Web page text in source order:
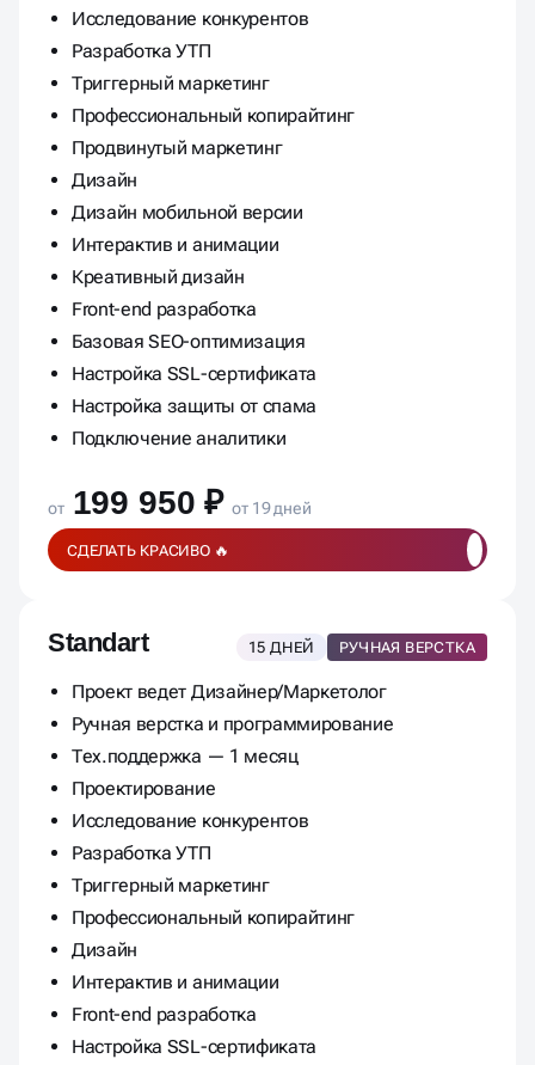
Исследование конкурентов
Разработка УТП
Триггерный маркетинг
Профессиональный копирайтинг
Продвинутый маркетинг
Дизайн
Дизайн мобильной версии
Интерактив и анимации
Креативный дизайн
Front-end разработка
Базовая SEO-оптимизация
Настройка SSL-сертификата
Настройка защиты от спама
Подключение аналитики
от 199 950 ₽ от 19 дней
СДЕЛАТЬ КРАСИВО 🔥
Standart 15 ДНЕЙ РУЧНАЯ ВЕРСТКА
Проект ведет Дизайнер/Маркетолог
Ручная верстка и программирование
Тех.поддержка — 1 месяц
Проектирование
Исследование конкурентов
Разработка УТП
Триггерный маркетинг
Профессиональный копирайтинг
Дизайн
Интерактив и анимации
Front-end разработка
Настройка SSL-сертификата